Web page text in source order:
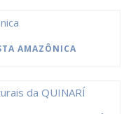
AMAZÔNICA